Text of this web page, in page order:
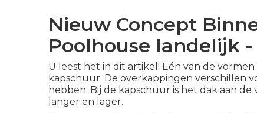
Nieuw Concept
Poolhouse landelijk
U leest het in dit artikel! Eén van de
kapschuur. De overkappingen verschillen
hebben. Bij de kapschuur is het dak aan
langer en lager.